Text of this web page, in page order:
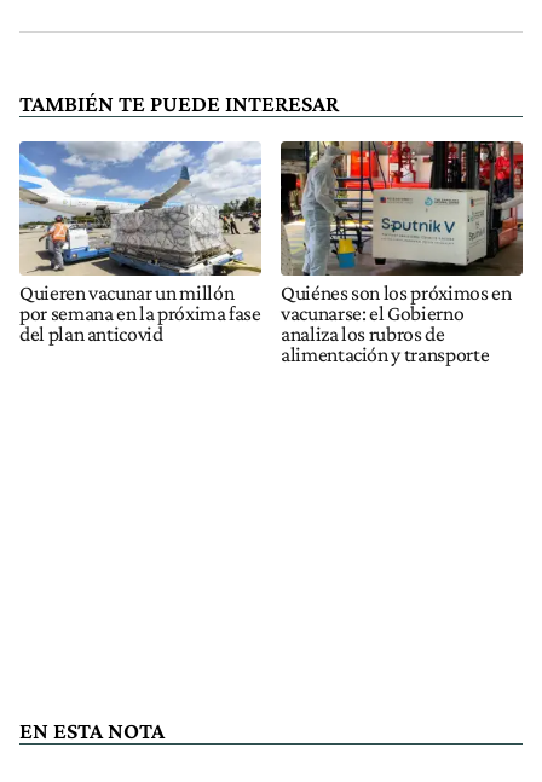
TAMBIÉN TE PUEDE INTERESAR
Quieren vacunar un millón
por semana en la próxima fase
del plan anticovid
Quiénes son los próximos en
vacunarse: el Gobierno
analiza los rubros de
alimentación y transporte
EN ESTA NOTA